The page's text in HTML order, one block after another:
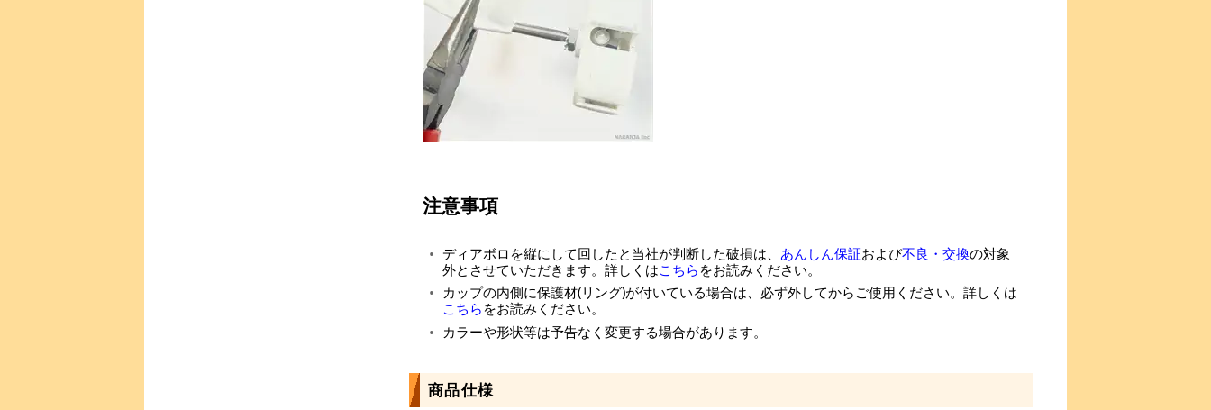
注意事項
ディアボロを縦にして回したと当社が判断した破損は、 あんしん保証および不良・交換の対象
外とさせていただきます。詳しくはこちら をお読みください。
カップの内側に保護材(リング)が付いている場合は、必ず外してからご使用ください。詳しくは
こちら をお読みください。
カラーや形状等は予告なく変更する場合があります。
商品仕様